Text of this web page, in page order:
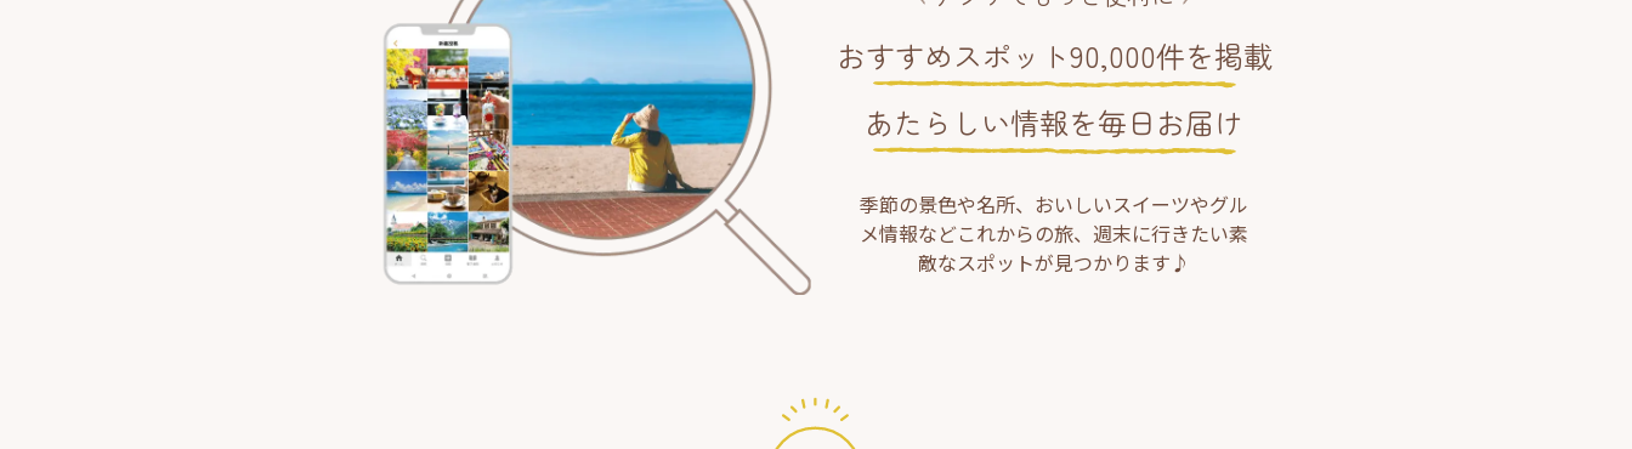
おすすめスポット90,000件を掲載
あたらしい情報を毎日お届け
季節の景色や名所、おいしいスイーツやグル
メ情報などこれからの旅、週末に行きたい素
敵なスポットが見つかります♪